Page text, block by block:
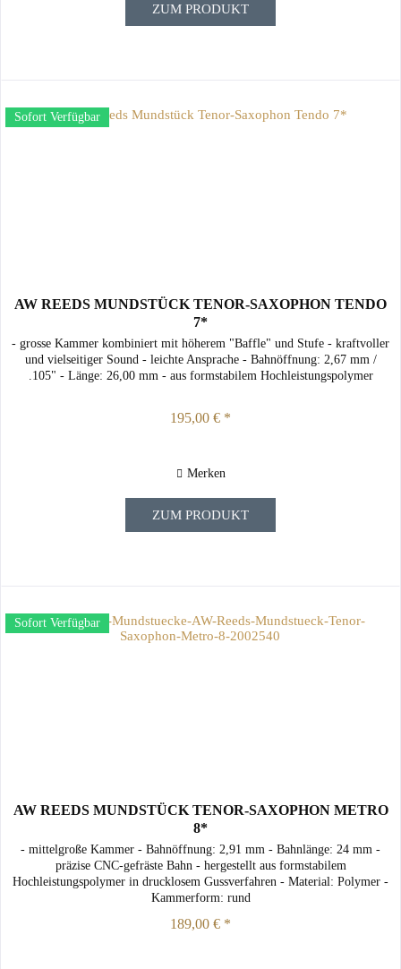
ZUM PRODUKT
Sofort Verfügbar
AW REEDS MUNDSTÜCK TENOR-SAXOPHON TENDO
7*
- grosse Kammer kombiniert mit höherem "Baffle" und Stufe - kraftvoller
und vielseitiger Sound - leichte Ansprache - Bahnöffnung: 2,67 mm /
.105" - Länge: 26,00 mm - aus formstabilem Hochleistungspolymer
195,00 € *
Merken
ZUM PRODUKT
Sofort Verfügbar
AW REEDS MUNDSTÜCK TENOR-SAXOPHON METRO
8*
- mittelgroße Kammer - Bahnöffnung: 2,91 mm - Bahnlänge: 24 mm -
präzise CNC-gefräste Bahn - hergestellt aus formstabilem
Hochleistungspolymer in drucklosem Gussverfahren - Material: Polymer -
Kammerform: rund
189,00 € *